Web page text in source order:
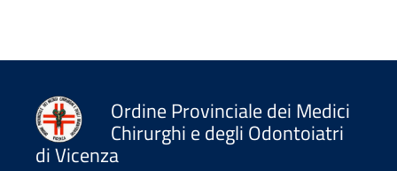
Ordine Provinciale dei Medici
Chirurghi e degli Odontoiatri
di Vicenza